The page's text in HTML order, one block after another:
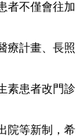
者不僅會往加
療計畫、長照
素患者改門診
院等新制，希